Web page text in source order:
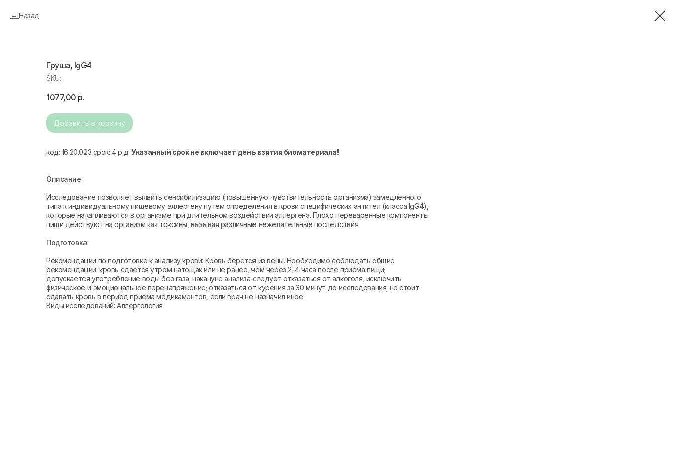
Назад
Груша, IgG4
SKU:
1077,00 р.
Добавить в корзину
код: 16.20.023 срок: 4 р.д.Указанный срок не включает день взятия биоматериала!
Описание
Исследование позволяет выявить сенсибилизацию (повышенную чувствительность организма) замедленного
типа к индивидуальному пищевому аллергену путем определения в крови специфических антител (класса IgG4),
которые накапливаются в организме при длительном воздействии аллергена. Плохо переваренные компоненты
пищи действуют на организм как токсины, вызывая различные нежелательные последствия.
Подготовка
Рекомендации по подготовке к анализу крови: Кровь берется из вены. Необходимо соблюдать общие
рекомендации: кровь сдается утром натощак или не ранее, чем через 2–4 часа после приема пищи;
допускается употребление воды без газа; накануне анализа следует отказаться от алкоголя, исключить
физическое и эмоциональное перенапряжение; отказаться от курения за 30 минут до исследования; не стоит
сдавать кровь в период приема медикаментов, если врач не назначил иное.
Виды исследований: Аллергология